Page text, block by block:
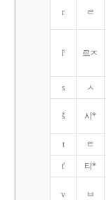
r ㄹ
ř 르ㅈ
s ㅅ
š 시*
t ㅌ
t' 티*
v ㅂ